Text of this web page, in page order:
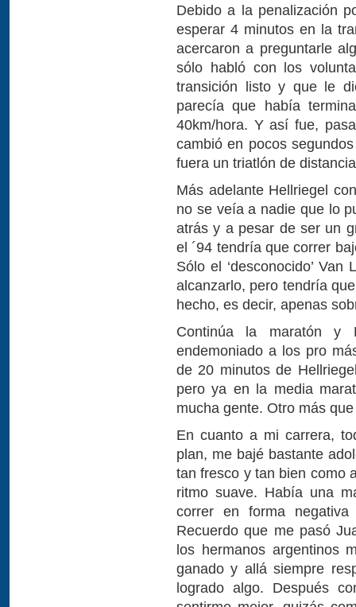
Debido a la penalización
esperar 4 minutos en la
acercaron a preguntarle
sólo habló con los
transición listo y que le
parecía que había
40km/hora. Y así fue,
cambió en pocos
fuera un triatlón de
Más adelante Hellriegel
no se veía a nadie que lo
atrás y a pesar de ser un
el ´94 tendría que correr
Sólo el ‘desconocido’
alcanzarlo, pero tendría
hecho, es decir, apenas
Continúa la maratón y
endemoniado a los pro
de 20 minutos de
pero ya en la media
mucha gente. Otro más
En cuanto a mi carrera,
plan, me bajé bastante
tan fresco y tan bien como
ritmo suave. Había una
correr en forma
Recuerdo que me pasó
los hermanos argentinos
ganado y allá siempre
logrado algo. Después